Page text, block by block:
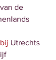
de
bij Utrechts